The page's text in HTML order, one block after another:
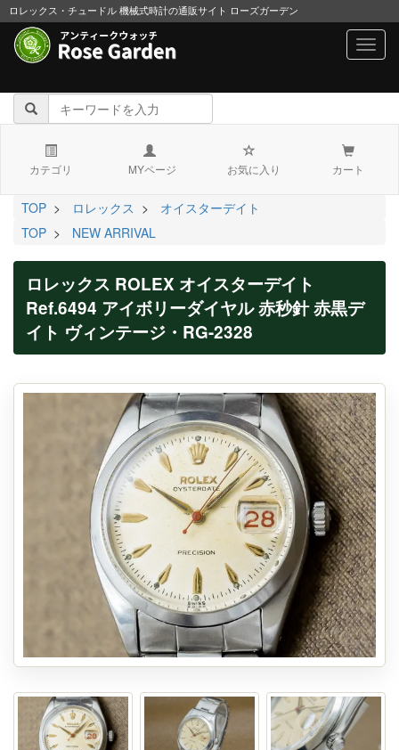
ロレックス・チュードル 機械式時計の通販サイト ローズガーデン
カテゴリ MYページ お気に入り カート
TOP > ロレックス >
オイスターデイト
TOP > NEW ARRIVAL
ロレックス ROLEX オイスターデイト
Ref.6494 アイボリーダイヤル 赤秒針 赤黒デ
イト ヴィンテージ・RG-2328